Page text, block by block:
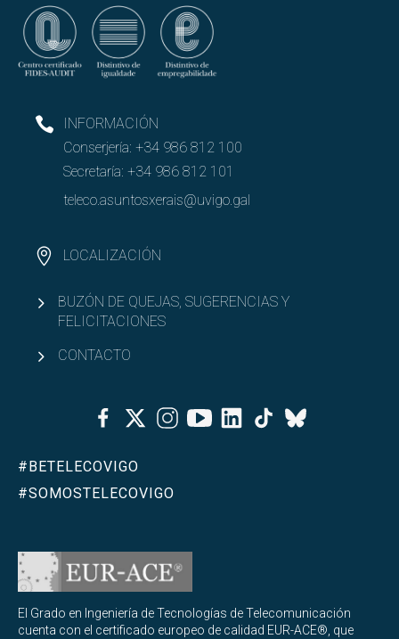
INFORMACIÓN
Conserjería: +34 986 812 100
Secretaría: +34 986 812 101
teleco.asuntosxerais@uvigo.gal
LOCALIZACIÓN
BUZÓN DE QUEJAS, SUGERENCIAS Y
FELICITACIONES
CONTACTO
FacebookTwitterInstagramYoutubeLinkedinTiktok
Bluesky
#BETELECOVIGO
#SOMOSTELECOVIGO
El Grado en Ingeniería de Tecnologías de Telecomunicación
cuenta con el certificado europeo de calidad EUR-ACE®, que